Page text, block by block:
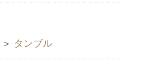
＞ タンブル